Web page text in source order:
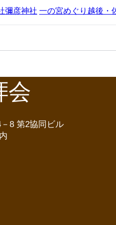
彌彦神社 一の宮めぐり越後・
会
8 第2協同ビル